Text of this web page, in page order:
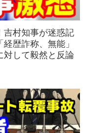
吉村知事が迷惑記
歴詐称、無能」
対して毅然と反論